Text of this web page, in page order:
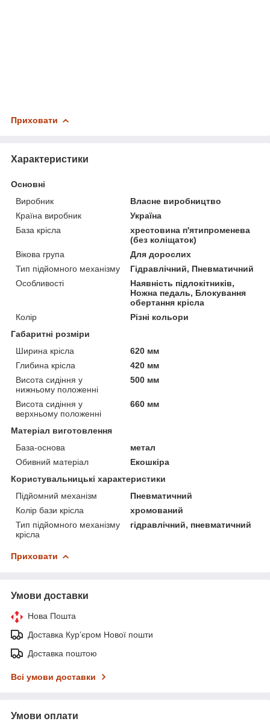
Приховати
Характеристики
Основні
Виробник
Власне виробництво
Країна виробник
Україна
База крісла
хрестовина п'ятипроменева
(без коліщаток)
Вікова група
Для дорослих
Тип підйомного механізму
Гідравлічний, Пневматичний
Особливості
Наявність підлокітників,
Ножна педаль, Блокування
обертання крісла
Колір
Різні кольори
Габаритні розміри
Ширина крісла
620 мм
Глибина крісла
420 мм
Висота сидіння у
нижньому положенні
500 мм
Висота сидіння у
верхньому положенні
660 мм
Матеріал виготовлення
База-основа
метал
Обивний матеріал
Екошкіра
Користувальницькі характеристики
Підйомний механізм
Пневматичний
Колір бази крісла
хромований
Тип підйомного механізму
крісла
гідравлічний, пневматичний
Приховати
Умови доставки
Нова Пошта
Доставка Курʼєром Нової пошти
Доставка поштою
Всі умови доставки
Умови оплати